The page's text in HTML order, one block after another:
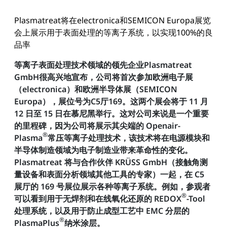
Plasmatreat将在electronica和SEMICON Europa展览
会上展示用于表面处理的等离子系统，以实现100%的良
品率
等离子表面处理技术领域的领先企业Plasmatreat
GmbH很高兴地宣布，公司将首次参加欧洲电子展
（electronica）和欧洲半导体展（SEMICON
Europa），展位号为C5厅169。这两个展会将于 11 月
12 日至 15 日在慕尼黑举行。这对公司来说是一个重要
的里程碑，因为公司将展示其尖端的 Openair-
Plasma®常压等离子处理技术，该技术将在电源模块和
半导体制造领域为电子制造业带来革命性的变化。
Plasmatreat 将与合作伙伴 KRÜSS GmbH（接触角测
量设备和表面分析领域其他工具的专家）一起，在 C5
展厅的 169 号展位展示各种等离子系统。例如，参观者
可以看到用于无焊剂和在线氧化还原的 REDOX®-Tool
处理系统，以及用于防止成型工艺中 EMC 分层的
PlasmaPlus®纳米涂层。